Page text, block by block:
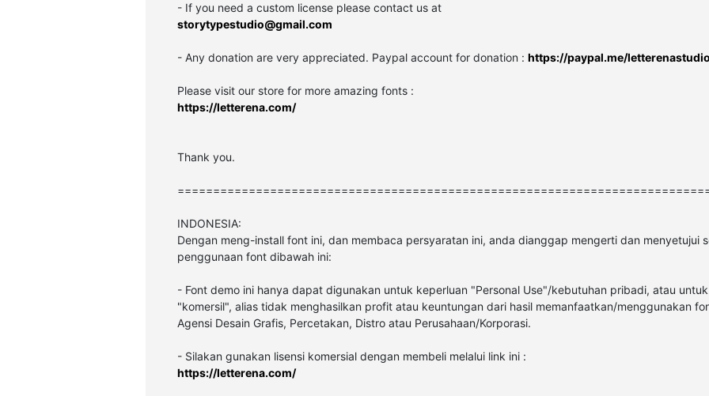
- If you need a custom license please contact us at
storytypestudio@gmail.com
- Any donation are very appreciated. Paypal account for donation : https://paypal.me/
Please visit our store for more amazing fonts :
https://letterena.com/
Thank you.
INDONESIA:
Dengan meng-install font ini, dan membaca persyaratan ini, anda dianggap mengerti dan menyetujui
penggunaan font dibawah ini:
- Font demo ini hanya dapat digunakan untuk keperluan "Personal Use"/kebutuhan pribadi, atau
"komersil", alias tidak menghasilkan profit atau keuntungan dari hasil memanfaatkan/menggunakan
Agensi Desain Grafis, Percetakan, Distro atau Perusahaan/Korporasi.
- Silakan gunakan lisensi komersial dengan membeli melalui link ini :
https://letterena.com/